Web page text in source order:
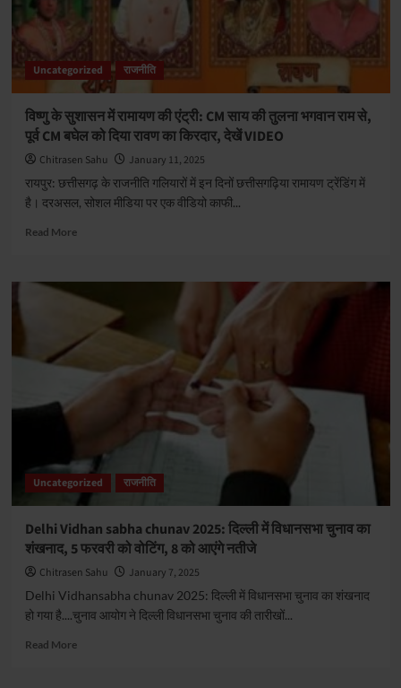
प्रदेशवासियों
शुभकामनाएं
Uncategorized राजनीति
विष्णु के सुशासन में रामायण की एंट्री: CM साय की तुलना भगवान राम से,
पूर्व CM बघेल को दिया रावण का किरदार, देखें VIDEO
Chitrasen Sahu
January 11, 2025
रायपुर: छत्तीसगढ़ के राजनीति गलियारों में इन दिनों छत्तीसगढ़िया रामायण ट्रेंडिंग में
है। दरअसल, सोशल मीडिया पर एक वीडियो काफी...
Read MoreRead
विष्णु
के
रामायण
की
CM
राम
से,
CM
बघेल
को
रावण
का
Uncategorized राजनीति
Delhi Vidhan sabha chunav 2025: दिल्ली में विधानसभा चुनाव का
शंखनाद, 5 फरवरी को वोटिंग, 8 को आएंगे नतीजे
Chitrasen Sahu
January 7, 2025
Delhi Vidhansabha chunav 2025: दिल्ली में विधानसभा चुनाव का शंखनाद
हो गया है....चुनाव आयोग ने दिल्ली विधानसभा चुनाव की तारीखों...
Read MoreRead